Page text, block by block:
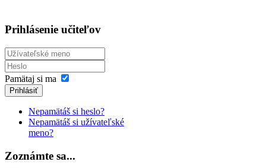
Prihlásenie učiteľov
Pamätaj si ma
Prihlásiť
Nepamätáš si heslo?
Nepamätáš si užívateľské
meno?
Zoznámte sa...